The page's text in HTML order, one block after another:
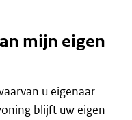
mijn eigen
u eigenaar
blijft uw eigen